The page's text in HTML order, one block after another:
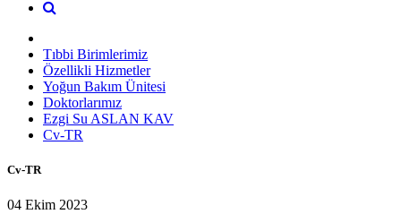
Tıbbi Birimlerimiz
Özellikli Hizmetler
Yoğun Bakım Ünitesi
Doktorlarımız
Ezgi Su ASLAN KAV
Cv-TR
Cv-TR
04 Ekim 2023